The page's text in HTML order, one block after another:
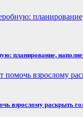
планирование,
взрослому раскрыть